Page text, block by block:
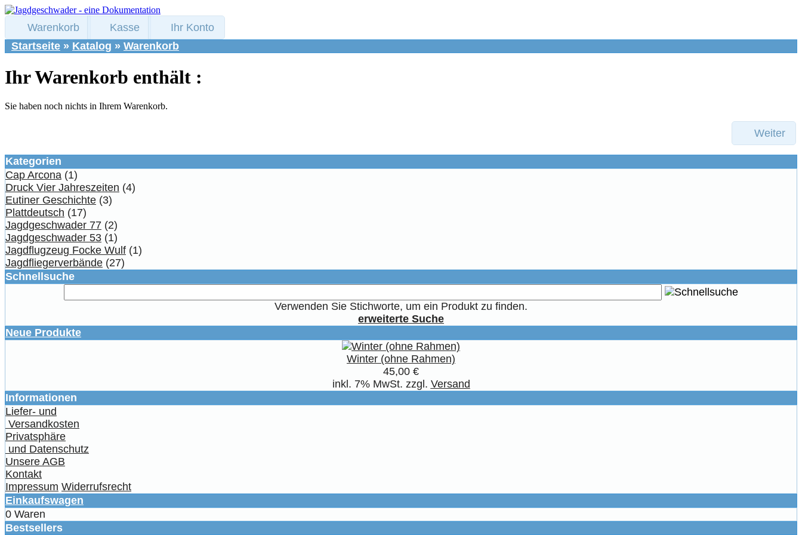
Warenkorb Kasse
Ihr Konto
Startseite » Katalog » Warenkorb
Ihr Warenkorb enthält :
Sie haben noch nichts in Ihrem Warenkorb.
Weiter
Kategorien
Cap Arcona (1)
Druck Vier Jahreszeiten (4)
Eutiner Geschichte (3)
Plattdeutsch (17)
Jagdgeschwader 77 (2)
Jagdgeschwader 53 (1)
Jagdflugzeug Focke Wulf (1)
Jagdfliegerverbände (27)
Schnellsuche
Verwenden Sie Stichworte, um ein Produkt zu finden.
erweiterte Suche
Neue Produkte
Winter (ohne Rahmen)
45,00 €
inkl. 7% MwSt. zzgl. Versand
Informationen
Liefer- und
Versandkosten
Privatsphäre
und Datenschutz
Unsere AGB
Kontakt
Impressum Widerrufsrecht
Einkaufswagen
0 Waren
Bestsellers